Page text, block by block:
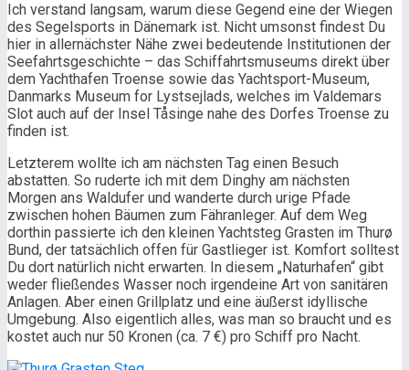
Ich verstand langsam, warum diese Gegend eine der Wiegen
des Segelsports in Dänemark ist. Nicht umsonst findest Du
hier in allernächster Nähe zwei bedeutende Institutionen der
Seefahrtsgeschichte – das Schiffahrtsmuseums direkt über
dem Yachthafen Troense sowie das Yachtsport-Museum,
Danmarks Museum for Lystsejlads, welches im Valdemars
Slot auch auf der Insel Tåsinge nahe des Dorfes Troense zu
finden ist.
Letzterem wollte ich am nächsten Tag einen Besuch
abstatten. So ruderte ich mit dem Dinghy am nächsten
Morgen ans Waldufer und wanderte durch urige Pfade
zwischen hohen Bäumen zum Fähranleger. Auf dem Weg
dorthin passierte ich den kleinen Yachtsteg Grasten im Thurø
Bund, der tatsächlich offen für Gastlieger ist. Komfort solltest
Du dort natürlich nicht erwarten. In diesem „Naturhafen“ gibt
weder fließendes Wasser noch irgendeine Art von sanitären
Anlagen. Aber einen Grillplatz und eine äußerst idyllische
Umgebung. Also eigentlich alles, was man so braucht und es
kostet auch nur 50 Kronen (ca. 7 €) pro Schiff pro Nacht.